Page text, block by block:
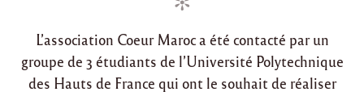
L’association Coeur Maroc a été contacté par un
groupe de 3 étudiants de l’Université Polytechnique
des Hauts de France qui ont le souhait de réaliser